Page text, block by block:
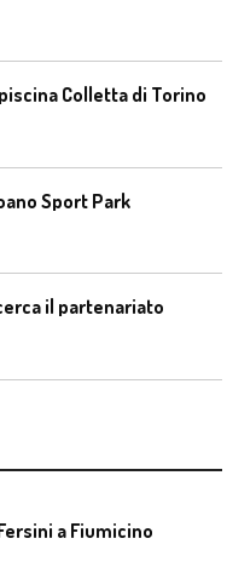
Colletta di Torino
Sport Park
il partenariato
a Fiumicino